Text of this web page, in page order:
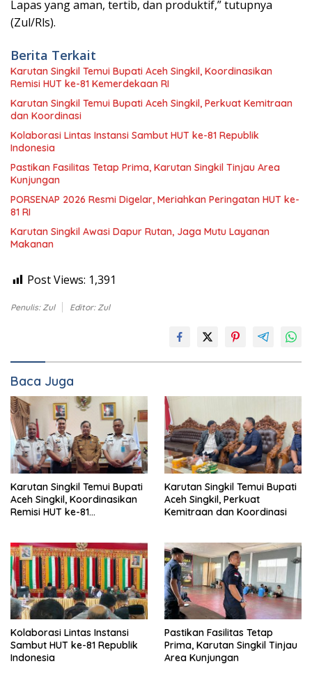
Lapas yang aman, tertib, dan produktif,” tutupnya
(Zul/Rls).
Berita Terkait
Karutan Singkil Temui Bupati Aceh Singkil, Koordinasikan
Remisi HUT ke-81 Kemerdekaan RI
Karutan Singkil Temui Bupati Aceh Singkil, Perkuat Kemitraan
dan Koordinasi
Kolaborasi Lintas Instansi Sambut HUT ke-81 Republik
Indonesia
Pastikan Fasilitas Tetap Prima, Karutan Singkil Tinjau Area
Kunjungan
PORSENAP 2026 Resmi Digelar, Meriahkan Peringatan HUT ke-
81 RI
Karutan Singkil Awasi Dapur Rutan, Jaga Mutu Layanan
Makanan
Post Views: 1,391
Penulis: Zul Editor: Zul
Baca Juga
Karutan Singkil Temui Bupati
Aceh Singkil, Koordinasikan
Remisi HUT ke-81
Karutan Singkil Temui Bupati
Aceh Singkil, Perkuat
Kemitraan dan Koordinasi
Kolaborasi Lintas Instansi
Sambut HUT ke-81 Republik
Indonesia
Pastikan Fasilitas Tetap
Prima, Karutan Singkil Tinjau
Area Kunjungan